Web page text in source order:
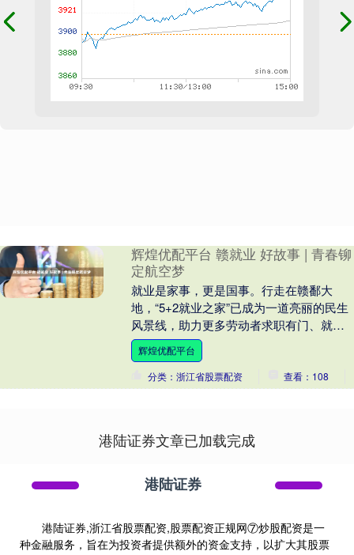
辉煌优配平台 赣就业 好故事 | 青春铆
定航空梦
就业是家事，更是国事。行走在赣鄱大
地，“5+2就业之家”已成为一道亮丽的民生
风景线，助力更多劳动者求职有门、就业
有路、生活有靠。这里，有从迷茫到坚定
的蜕变，有跨....
辉煌优配平台
分类：浙江省股票配资
查看：108
港陆证券文章已加载完成
港陆证券
港陆证券,浙江省股票配资,股票配资正规网⑦炒股配资是一
种金融服务，旨在为投资者提供额外的资金支持，以扩大其股票